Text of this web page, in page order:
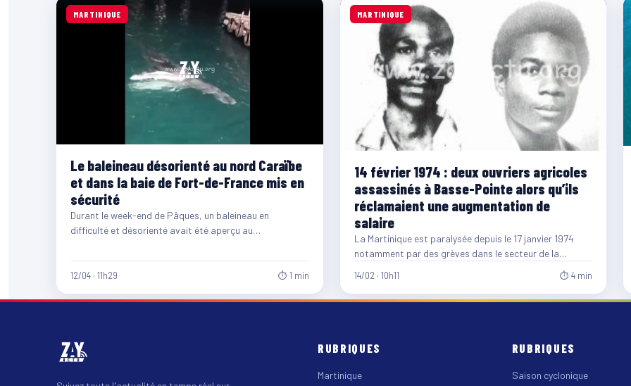
MARTINIQUE
Le baleineau désorienté au nord Caraïbe
et dans la baie de Fort-de-France mis en
sécurité
Durant le week-end de Pâques, un baleineau en
difficulté et désorienté avait été aperçu au
12/04 · 11h29 ⏱ 1 min
MARTINIQUE
14 février 1974 : deux ouvriers agricoles
assassinés à Basse-Pointe alors qu’ils
réclamaient une augmentation de
salaire
La Martinique est paralysée depuis le 17 janvier 1974
notamment par des grèves dans le secteur de la…
14/02 · 10h11 ⏱ 4 min
RUBRIQUES
Martinique
RUBRIQUES
Saison cyclonique